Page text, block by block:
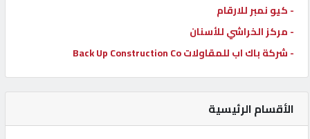
- كيو نمبر للارقام
- مركز الخراشي للأسنان
- شركة باك اب للمقاولات Back Up Construction Co
الأقسام الرئيسية